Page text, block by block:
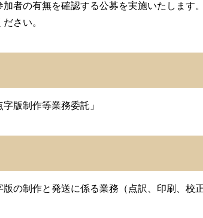
者の有無を確認する公募を実施いたします。
さい。
版制作等業務委託」
の制作と発送に係る業務（点訳、印刷、校